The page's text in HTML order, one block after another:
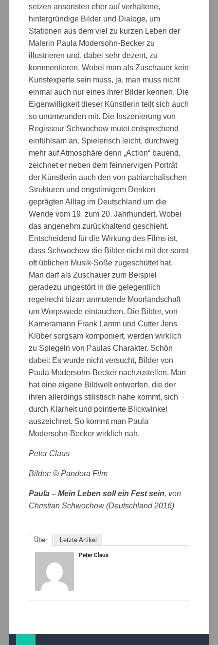
setzen ansonsten eher auf verhaltene,
hintergründige Bilder und Dialoge, um
Stationen aus dem viel zu kurzen Leben der
Malerin Paula Modersohn-Becker zu
illustrieren und, dabei sehr dezent, zu
kommentieren. Wobei man als Zuschauer kein
Kunstexperte sein muss, ja, man muss nicht
einmal auch nur eines ihrer Bilder kennen. Die
Eigenwilligkeit dieser Künstlerin teilt sich auch
so unumwunden mit. Die Inszenierung von
Regisseur Schwochow mutet entsprechend
einfühlsam an. Spielerisch leicht, durchweg
mehr auf Atmosphäre denn „Action“ bauend,
zeichnet er neben dem feinnervigen Porträt
der Künstlerin auch den von patriarchalischen
Strukturen und engstirnigem Denken
geprägten Alltag im Deutschland um die
Wende vom 19. zum 20. Jahrhundert. Wobei
das angenehm zurückhaltend geschieht.
Entscheidend für die Wirkung des Films ist,
dass Schwochow die Bilder nicht mit der sonst
oft üblichen Musik-Soße zugeschüttet hat.
Man darf als Zuschauer zum Beispiel
geradezu ungestört in die gelegentlich
regelrecht bizarr anmutende Moorlandschaft
um Worpswede eintauchen. Die Bilder, von
Kameramann Frank Lamm und Cutter Jens
Klüber sorgsam komponiert, werden wirklich
zu Spiegeln von Paulas Charakter. Schön
dabei: Es wurde nicht versucht, Bilder von
Paula Modersohn-Becker nachzustellen. Man
hat eine eigene Bildwelt entworfen, die der
ihren allerdings stilistisch nahe kommt, sich
durch Klarheit und pointierte Blickwinkel
auszeichnet. So kommt man Paula
Modersohn-Becker wirklich nah.
Peter Claus
Bilder: © Pandora Film
Paula – Mein Leben soll ein Fest sein, von
Christian Schwochow (Deutschland 2016)
Über Letzte Artikel
Peter Claus